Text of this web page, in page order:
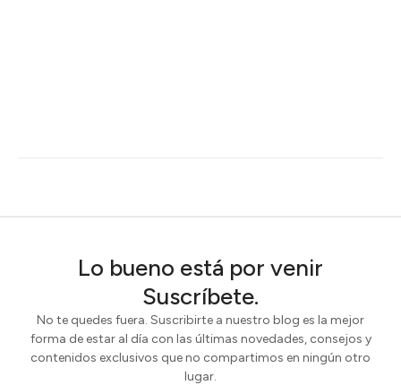
Lo bueno está por venir
Suscríbete.
No te quedes fuera. Suscribirte a nuestro blog es la mejor
forma de estar al día con las últimas novedades, consejos y
contenidos exclusivos que no compartimos en ningún otro
lugar.